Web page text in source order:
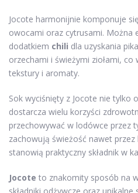
Jocote harmonijnie komponuje
owocami oraz cytrusami. Można
dodatkiem chili dla uzyskania
orzechami i świeżymi ziołami,
tekstury i aromaty.
Sok wyciśnięty z Jocote nie tylko
dostarcza wielu korzyści
przechowywać w lodówce przez
zachowują świeżość nawet
stanowią praktyczny składnik w
Jocote to znakomity sposób na
składniki odżywcze oraz